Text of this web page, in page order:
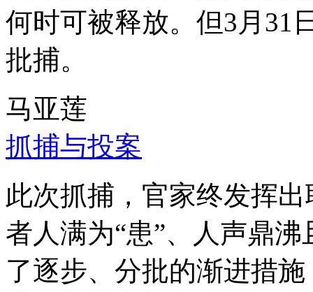
何时可被释放。但3月31
批捕。
马亚莲
抓捕与投案
此次抓捕，官家终发挥
者人满为“患”、人声鼎
了逐步、分批的渐进措